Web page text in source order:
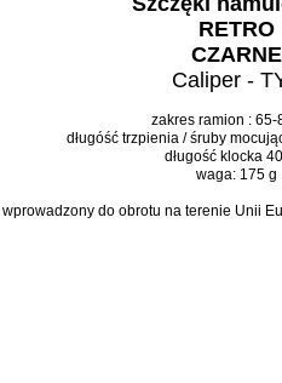
RETRO
CZARNE
Caliper -
zakres ramion : 65-
długóść trzpienia / śruby
długość klocka
waga: 175 g
wprowadzony do obrotu na terenie Unii